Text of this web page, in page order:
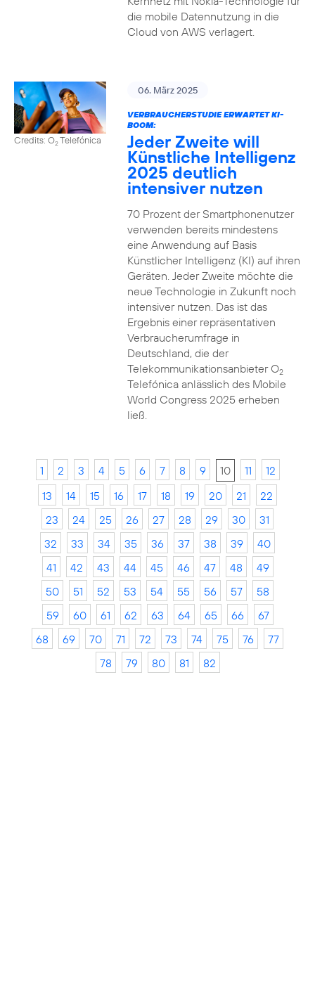
die mobile Datennutzung in die
Cloud von AWS verlagert.
Credits: O2Telefónica
06. März 2025
VERBRAUCHERSTUDIE ERWARTET KI-
BOOM:
Jeder Zweite will
Künstliche Intelligenz
2025 deutlich
intensiver nutzen
70 Prozent der Smartphonenutzer
verwenden bereits mindestens
eine Anwendung auf Basis
Künstlicher Intelligenz (KI) auf ihren
Geräten. Jeder Zweite möchte die
neue Technologie in Zukunft noch
intensiver nutzen. Das ist das
Ergebnis einer repräsentativen
Verbraucherumfrage in
Deutschland, die der
Telekommunikationsanbieter O2
Telefónica anlässlich des Mobile
World Congress 2025 erheben
ließ.
1 2 3 4 5 6 7 8 9 10 11
12
13
14 15 16 17 18 19 20 21
22
23
24 25 26 27 28 29 30
31
32
33 34 35 36 37 38 39
40
41
42 43 44 45 46 47 48
49
50
51 52 53 54 55 56 57
58
59
60 61 62 63 64 65 66
67
68
69 70 71 72 73 74 75 76
77
78
79 80 81 82